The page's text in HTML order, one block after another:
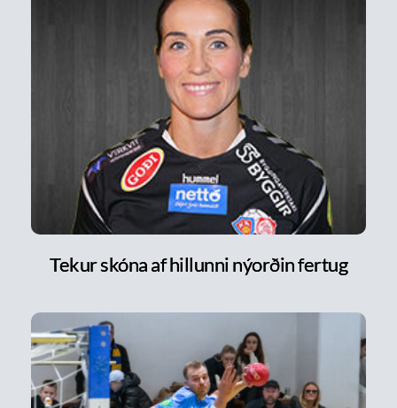
Tekur skóna af hillunni nýorðin fertug